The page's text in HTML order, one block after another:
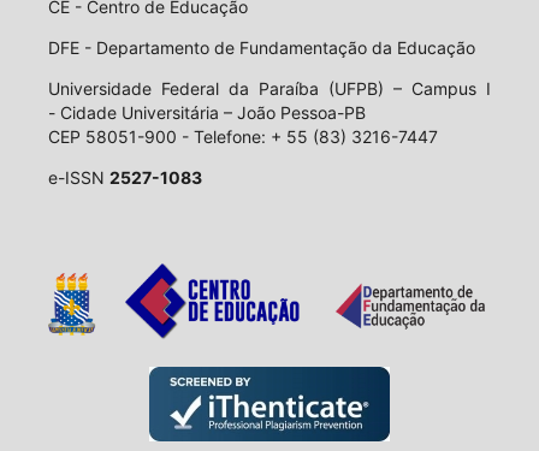
CE - Centro de Educação
DFE - Departamento de Fundamentação da Educação
Universidade Federal da Paraíba (UFPB) – Campus I
- Cidade Universitária – João Pessoa-PB
CEP 58051-900 - Telefone: + 55 (83) 3216-7447
e-ISSN 2527-1083